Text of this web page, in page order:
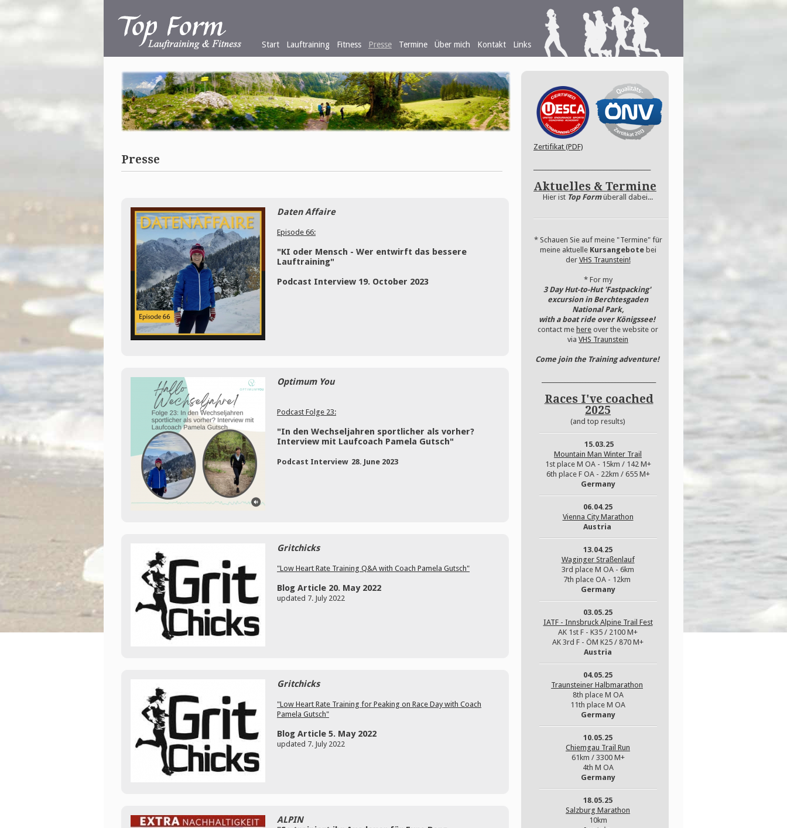
Start Lauftraining Fitness Presse Termine Über mich Kontakt Links
Presse
Daten Affaire
Episode 66:
"KI oder Mensch - Wer entwirft das bessere
Lauftraining"
Podcast Interview 19. October 2023
Optimum You
Podcast Folge 23:
"In den Wechseljahren sportlicher als vorher?
Interview mit Laufcoach Pamela Gutsch"
Podcast Interview 28. June 2023
Gritchicks
"Low Heart Rate Training Q&A with Coach Pamela Gutsch"
Blog Article 20. May 2022
updated 7. July 2022
Gritchicks
"Low Heart Rate Training for Peaking on Race Day with Coach
Pamela Gutsch"
Blog Article 5. May 2022
updated 7. July 2022
ALPIN
Zertifikat (PDF)
Aktuelles & Termine
Hier ist Top Formüberall dabei...
* Schauen Sie auf meine "Termine" für
meine aktuelle Kursangebotebei
der VHS Traunstein!
* For my
3 Day Hut-to-Hut 'Fastpacking'
excursion in Berchtesgaden
National Park,
with a boat ride over Königssee!
contact me here over the website or
via VHS Traunstein
Come join the Training adventure!
Races I've coached
2025
(and top results)
15.03.25
Mountain Man Winter Trail
1st place M OA - 15km / 142 M+
6th place F OA - 22km / 655 M+
Germany
06.04.25
Vienna City Marathon
Austria
13.04.25
Waginger Straßenlauf
3rd place M OA - 6km
7th place OA - 12km
Germany
03.05.25
IATF - Innsbruck Alpine Trail Fest
AK 1st F - K35 / 2100 M+
AK 3rd F - ÖM K25 / 870 M+
Austria
04.05.25
Traunsteiner Halbmarathon
8th place M OA
11th place M OA
Germany
10.05.25
Chiemgau Trail Run
61km / 3300 M+
4th M OA
Germany
18.05.25
Salzburg Marathon
10km